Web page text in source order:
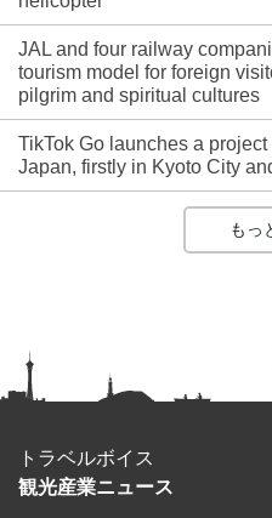
JAL and four railway
tourism model for foreign
pilgrim and spiritual cultures
TikTok Go launches a
Japan, firstly in Kyoto City
もっ
トラベルボイス
観光産業ニュース